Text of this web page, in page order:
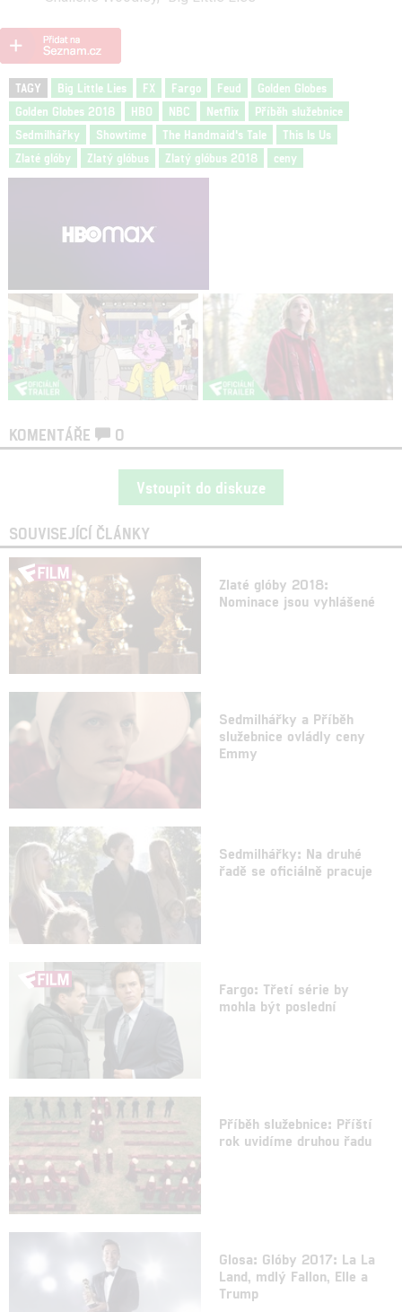
TAGY Big Little Lies FX Fargo Feud
Golden Globes
Golden Globes 2018
HBO NBC Netflix
Příběh služebnice
Sedmilhářky
Showtime The Handmaid's Tale
This Is Us
Zlaté glóby
Zlatý glóbus Zlatý glóbus 2018 ceny
KOMENTÁŘE 0
Vstoupit do diskuze
SOUVISEJÍCÍ ČLÁNKY
Zlaté glóby 2018:
Nominace jsou vyhlášené
Sedmilhářky a Příběh
služebnice ovládly ceny
Emmy
Sedmilhářky: Na druhé
řadě se oficiálně pracuje
Fargo: Třetí série by
mohla být poslední
Příběh služebnice: Příští
rok uvidíme druhou řadu
Glosa: Glóby 2017: La La
Land, mdlý Fallon, Elle a
Trump